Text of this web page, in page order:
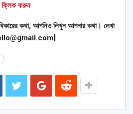
ক্লিক করুন
কথা, আপনিও লিখুন আপনার কথা। লেখা